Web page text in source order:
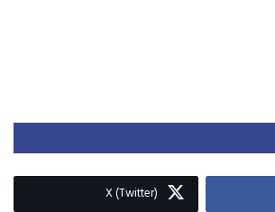
X (Twitter)